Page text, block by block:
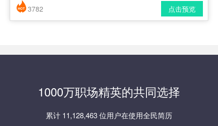
简历风格： 时尚 / 简洁 / 应届生
点击预览
3782
1000万职场精英的共同选择
累计 11,128,463 位用户在使用全民简历